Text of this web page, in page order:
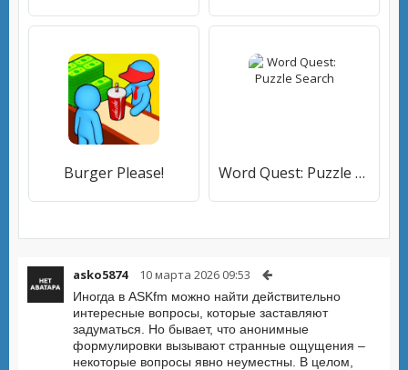
Burger Please! Word Quest: Puzzle Search
asko5874 10 марта 2026 09:53
Иногда в ASKfm можно найти действительно
интересные вопросы, которые заставляют
задуматься. Но бывает, что анонимные
формулировки вызывают странные ощущения –
некоторые вопросы явно неуместны. В целом,